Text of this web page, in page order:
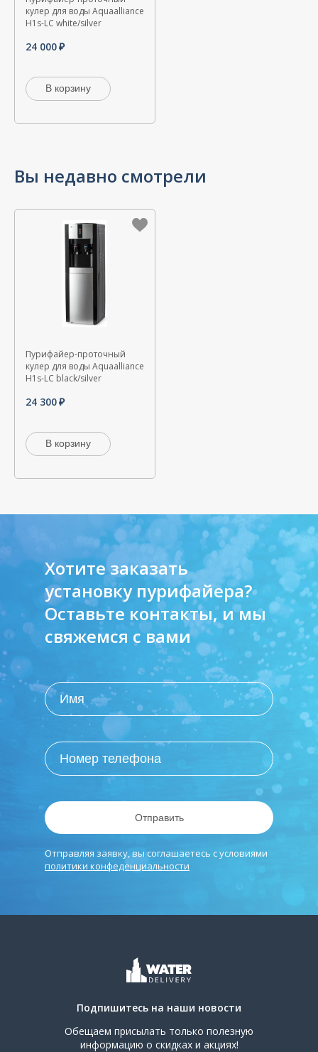
кулер для воды Aquaalliance
H1s-LС white/silver
24 000
В корзину
Пурифайер-проточный
кулер для воды Aquaalliance
H1s-LС black/silver
24 300
В корзину
Хотите заказать
установку пурифайера?
Оставьте контакты, и мы
свяжемся с вами
Отправить
Отправляя заявку, вы соглашаетесь с условиями
политики конфеденциальности
Подпишитесь на наши новости
Обещаем присылать только полезную
информацию о скидках и акциях!